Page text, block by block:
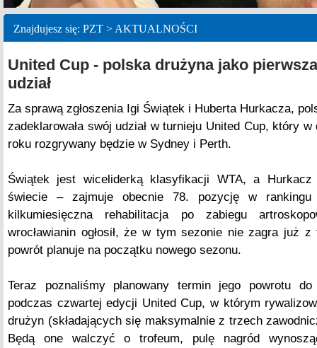
Znajdujesz się: PZT > AKTUALNOŚCI
United Cup - polska drużyna jako
udział
Za sprawą zgłoszenia Igi Świątek i Huberta Hurkacza,
zadeklarowała swój udział w turnieju United Cup, który
roku rozgrywany będzie w Sydney i Perth.
Świątek jest wiceliderką klasyfikacji WTA, a
świecie – zajmuje obecnie 78. pozycję w
kilkumiesięczna rehabilitacja po zabiegu
wrocławianin ogłosił, że w tym sezonie nie zagra już
powrót planuje na początku nowego sezonu.
Teraz poznaliśmy planowany termin jego powrotu
podczas czwartej edycji United Cup, w którym
drużyn (składających się maksymalnie z trzech
Będą one walczyć o trofeum, pulę nagród